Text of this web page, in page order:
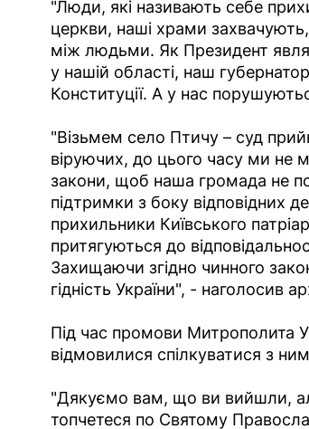
"Люди, які називають себе
церкви, наші храми
між людьми. Як Президент
у нашій області, наш
Конституції. А у нас
"Візьмем село Птичу – суд
віруючих, до цього часу ми не
закони, щоб наша громада не
підтримки з боку відповідних
прихильники Київського
притягуються до
Захищаючи згідно чинного
гідність України", - наголосив
Під час промови Митрополита
відмовилися спілкуватися з
"Дякуємо вам, що ви вийшли,
топчетеся по Святому